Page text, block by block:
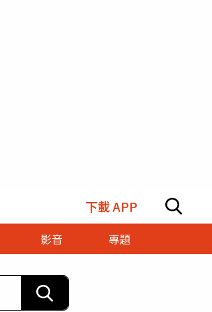
下載 APP
影音
專題